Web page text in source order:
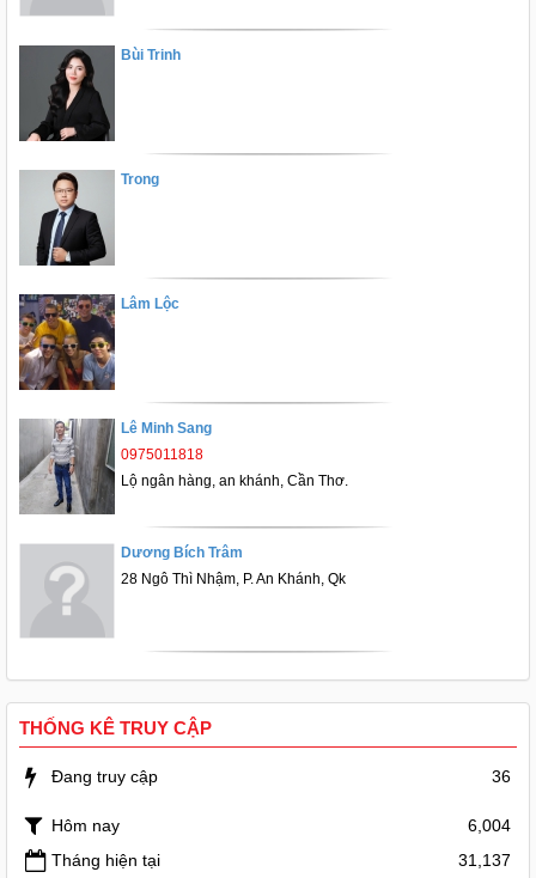
Bùi Trinh
Trong
Lâm Lộc
Lê Minh Sang
0975011818
Lộ ngân hàng, an khánh, Cần Thơ.
Dương Bích Trâm
28 Ngô Thì Nhậm, P. An Khánh, Qk
THỐNG KÊ TRUY CẬP
Đang truy cập 36
Hôm nay
6,004
Tháng hiện tại
31,137